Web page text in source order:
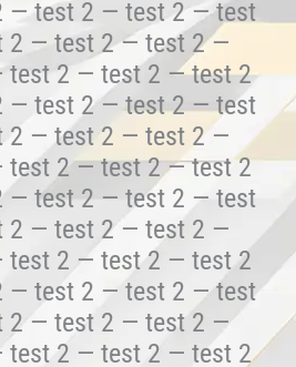
— test 2 — test 2 — test
2 — test 2 — test 2 —
2 — test 2 — test 2
— test 2 — test 2 — test
2 — test 2 — test 2 —
2 — test 2 — test 2
— test 2 — test 2 — test
2 — test 2 — test 2 —
2 — test 2 — test 2
— test 2 — test 2 — test
2 — test 2 — test 2 —
2 — test 2 — test 2